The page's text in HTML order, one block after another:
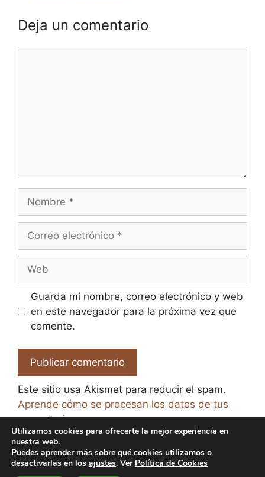
Deja un comentario
electrónico
Guarda mi nombre, correo electrónico y web
en este navegador para la próxima vez que
comente.
Este sitio usa Akismet para reducir el spam.
Aprende cómo se procesan los datos de tus
comentarios.
Utilizamos cookies para ofrecerte la mejor experiencia en
nuestra web.
Puedes aprender más sobre qué cookies utilizamos o
desactivarlas en los ajustes. Ver Política de Cookies